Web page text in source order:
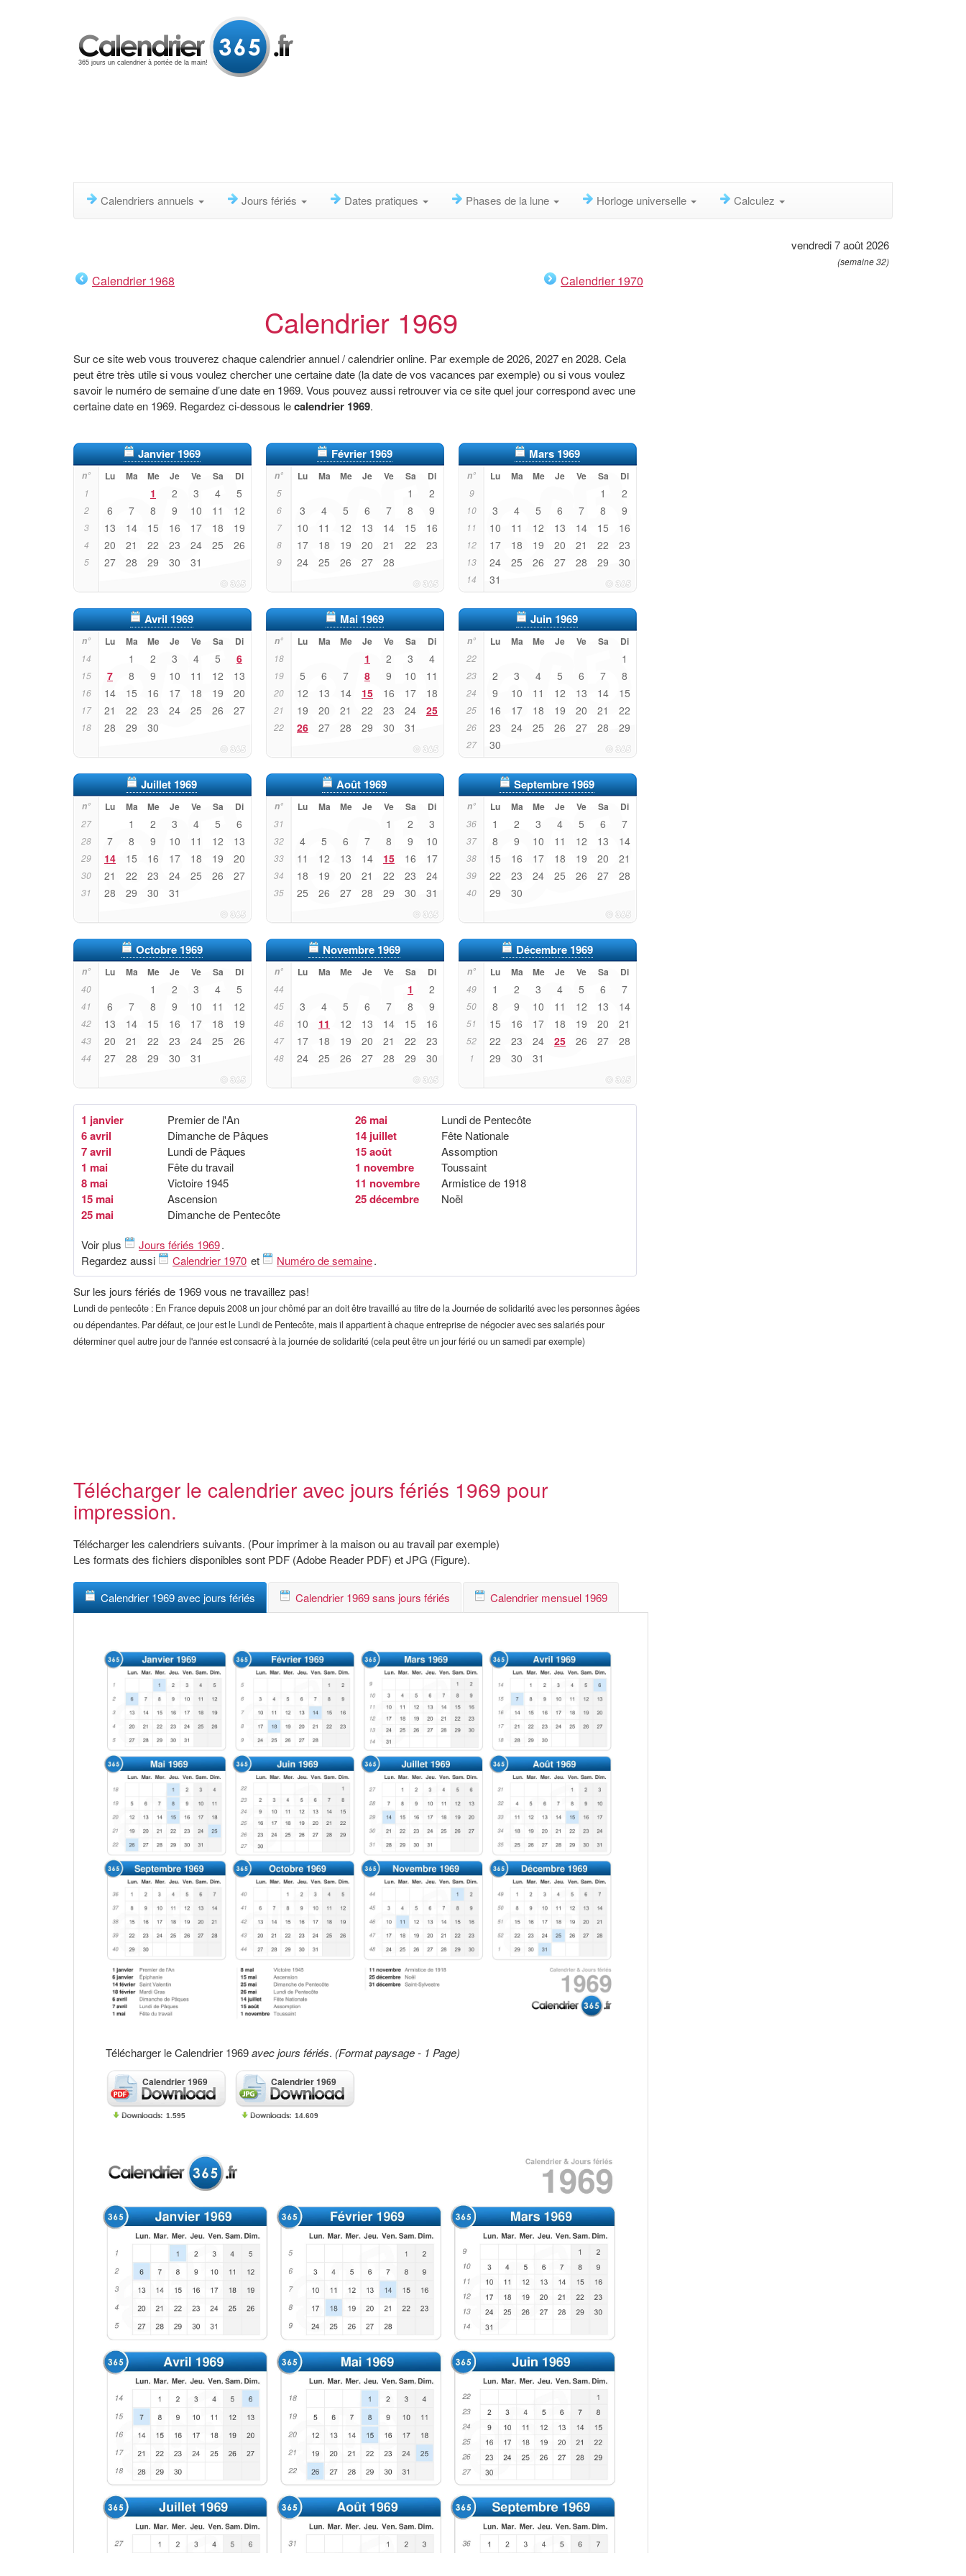
365 jours un calendrier à portée de la main!
Calendriers annuels Jours fériés Dates pratiques Phases de la lune Horloge universelle Calculez
vendredi 7 août 2026
(semaine 32)
Calendrier 1968 Calendrier 1970
Calendrier 1969
Sur ce site web vous trouverez chaque calendrier annuel / calendrier online. Par exemple de 2026, 2027 en 2028. Cela
peut être très utile si vous voulez chercher une certaine date (la date de vos vacances par exemple) ou si vous voulez
savoir le numéro de semaine d’une date en 1969. Vous pouvez aussi retrouver via ce site quel jour correspond avec une
certaine date en 1969. Regardez ci-dessous lecalendrier 1969.
Janvier 1969
n° Lu Ma Me Je Ve Sa Di
1 1 2 3 4 5
2 6 7 8 9 10 11 12
3 13 14 15 16 17 18 19
4 20 21 22 23 24 25 26
5 27 28 29 30 31
Février 1969
n° Lu Ma Me Je Ve Sa Di
5 1 2
6 3 4 5 6 7 8 9
7 10 11 12 13 14 15 16
8 17 18 19 20 21 22 23
9 24 25 26 27 28
Mars 1969
n° Lu Ma Me Je Ve Sa Di
9 1 2
10 3 4 5 6 7 8 9
11 10 11 12 13 14 15 16
12 17 18 19 20 21 22 23
13 24 25 26 27 28 29 30
14 31
Avril 1969
n° Lu Ma Me Je Ve Sa Di
14 1 2 3 4 5 6
15 7 8 9 10 11 12 13
16 14 15 16 17 18 19 20
17 21 22 23 24 25 26 27
18 28 29 30
Mai 1969
n° Lu Ma Me Je Ve Sa Di
18 1 2 3 4
19 5 6 7 8 9 10 11
20 12 13 14 15 16 17 18
21 19 20 21 22 23 24 25
22 26 27 28 29 30 31
Juin 1969
n° Lu Ma Me Je Ve Sa Di
22 1
23 2 3 4 5 6 7 8
24 9 10 11 12 13 14 15
25 16 17 18 19 20 21 22
26 23 24 25 26 27 28 29
27 30
Juillet 1969
n° Lu Ma Me Je Ve Sa Di
27 1 2 3 4 5 6
28 7 8 9 10 11 12 13
29 14 15 16 17 18 19 20
30 21 22 23 24 25 26 27
31 28 29 30 31
Août 1969
n° Lu Ma Me Je Ve Sa Di
31 1 2 3
32 4 5 6 7 8 9 10
33 11 12 13 14 15 16 17
34 18 19 20 21 22 23 24
35 25 26 27 28 29 30 31
Septembre 1969
n° Lu Ma Me Je Ve Sa Di
36 1 2 3 4 5 6 7
37 8 9 10 11 12 13 14
38 15 16 17 18 19 20 21
39 22 23 24 25 26 27 28
40 29 30
Octobre 1969
n° Lu Ma Me Je Ve Sa Di
40 1 2 3 4 5
41 6 7 8 9 10 11 12
42 13 14 15 16 17 18 19
43 20 21 22 23 24 25 26
44 27 28 29 30 31
Novembre 1969
n° Lu Ma Me Je Ve Sa Di
44 1 2
45 3 4 5 6 7 8 9
46 10 11 12 13 14 15 16
47 17 18 19 20 21 22 23
48 24 25 26 27 28 29 30
Décembre 1969
n° Lu Ma Me Je Ve Sa Di
49 1 2 3 4 5 6 7
50 8 9 10 11 12 13 14
51 15 16 17 18 19 20 21
52 22 23 24 25 26 27 28
1 29 30 31
1 janvier Premier de l'An
6 avril Dimanche de Pâques
7 avril Lundi de Pâques
1 mai Fête du travail
8 mai Victoire 1945
15 mai Ascension
25 mai Dimanche de Pentecôte
26 mai Lundi de Pentecôte
14 juillet Fête Nationale
15 août Assomption
1 novembre Toussaint
11 novembre Armistice de 1918
25 décembre Noël
Voir plus Jours fériés 1969.
Regardez aussi
Calendrier 1970 et Numéro de semaine.
Sur les jours fériés de 1969 vous ne travaillez pas!
Lundi de pentecôte : En France depuis 2008 un jour chômé par an doit être travaillé au titre de la Journée de solidarité avec les personnes âgées
ou dépendantes. Par défaut, ce jour est le Lundi de Pentecôte, mais il appartient à chaque entreprise de négocier avec ses salariés pour
déterminer quel autre jour de l'année est consacré à la journée de solidarité (cela peut être un jour férié ou un samedi par exemple)
Télécharger le calendrier avec jours fériés 1969 pour
impression.
Télécharger les calendriers suivants. (Pour imprimer à la maison ou au travail par exemple)
Les formats des fichiers disponibles sont PDF (Adobe Reader PDF) et JPG (Figure).
Calendrier 1969 avec jours fériés Calendrier 1969 sans jours fériés Calendrier mensuel 1969
Télécharger le Calendrier 1969avec jours fériés. (Format paysage - 1 Page)
Calendrier 1969
1.595
Calendrier 1969
14.609